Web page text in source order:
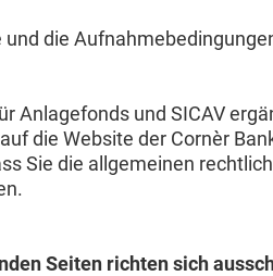
die
Anlagefonds und SICAV
die Website der Cornèr
Sie die allgemeinen
Seiten richten sich